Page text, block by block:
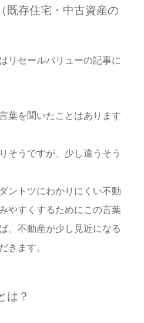
既存住宅・中古資産の
リセールバリューの記事に
葉を聞いたことはあります
そうですが、少し違うそう
ントツにわかりにくい不動
やすくするためにこの言葉
、不動産が少し見近になる
きます。
は？